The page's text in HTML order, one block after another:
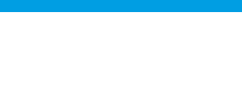
nieuwsbrief.